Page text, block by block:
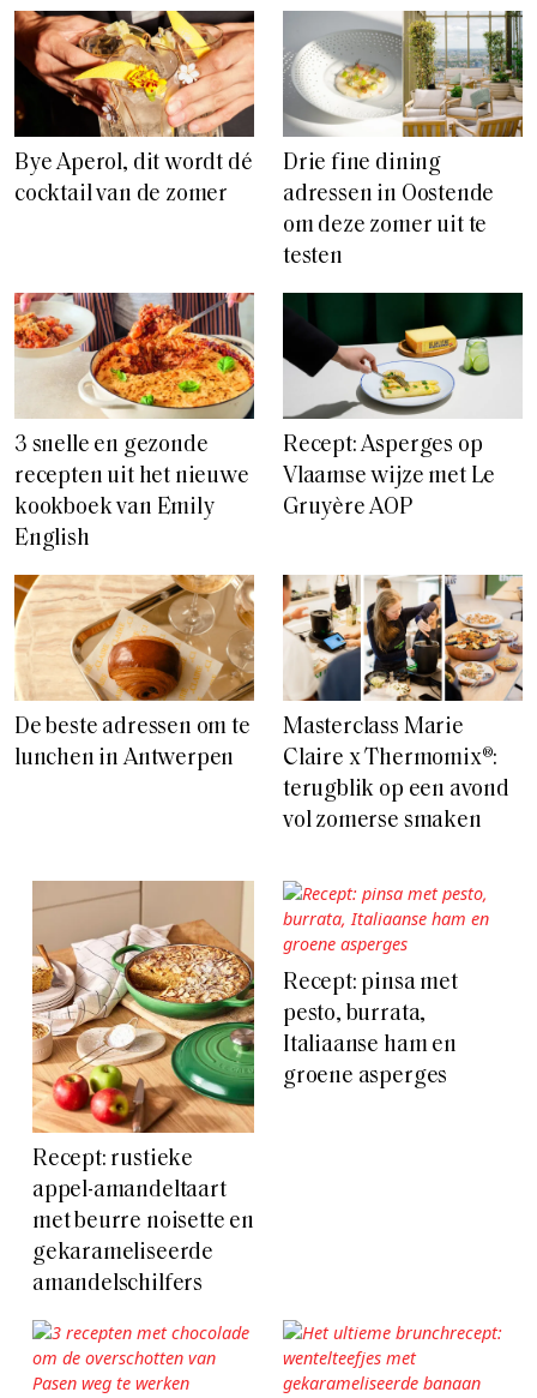
Bye Aperol, dit wordt dé
cocktail van de zomer
Drie fine dining
adressen in Oostende
om deze zomer uit te
testen
3 snelle en gezonde
recepten uit het nieuwe
kookboek van Emily
English
Recept: Asperges op
Vlaamse wijze met Le
Gruyère AOP
De beste adressen om te
lunchen in Antwerpen
Masterclass Marie
Claire x Thermomix®:
terugblik op een avond
vol zomerse smaken
Recept: rustieke
appel-amandeltaart
met beurre noisette en
gekarameliseerde
amandelschilfers
Recept: pinsa met
pesto, burrata,
Italiaanse ham en
groene asperges